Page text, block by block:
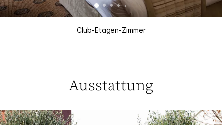
Club-Etagen-Zimmer
Ausstattung